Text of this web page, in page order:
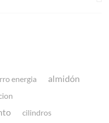
energia almidón
cilindros